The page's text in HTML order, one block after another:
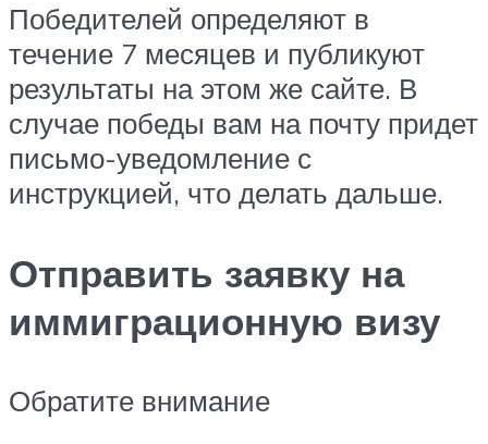
Победителей определяют в
течение 7 месяцев и публикуют
результаты на этом же сайте. В
случае победы вам на почту придет
письмо-уведомление с
инструкцией, что делать дальше.
Отправить заявку на
иммиграционную визу
Обратите внимание